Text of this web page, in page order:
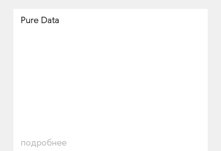
Pure Data
подробнее